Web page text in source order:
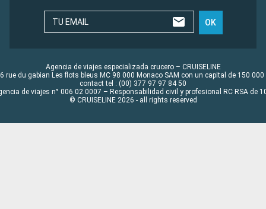
TU EMAIL OK
Agencia de viajes especializada crucero – CRUISELINE
rue du gabian Les flots bleus MC 98 000 Monaco SAM con un capital de 150 000
contact tel : (00) 377 97 97 84 50
de viajes n° 006 02 0007 – Responsabilidad civil y profesional RC RSA de
© CRUISELINE 2026 - all rights reserved